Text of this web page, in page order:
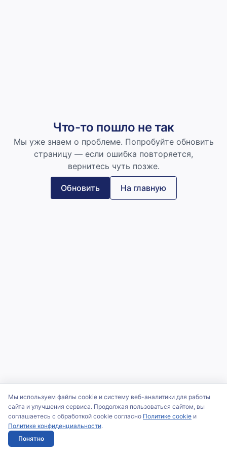
Что-то пошло не так
Мы уже знаем о проблеме. Попробуйте обновить
страницу — если ошибка повторяется,
вернитесь чуть позже.
Обновить На главную
Мы используем файлы cookie и систему веб-аналитики для работы
сайта и улучшения сервиса. Продолжая пользоваться сайтом, вы
соглашаетесь с обработкой cookie согласно Политике cookie и
Политике конфиденциальности.
Понятно